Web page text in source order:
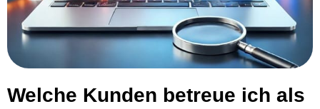
Welche Kunden betreue ich als